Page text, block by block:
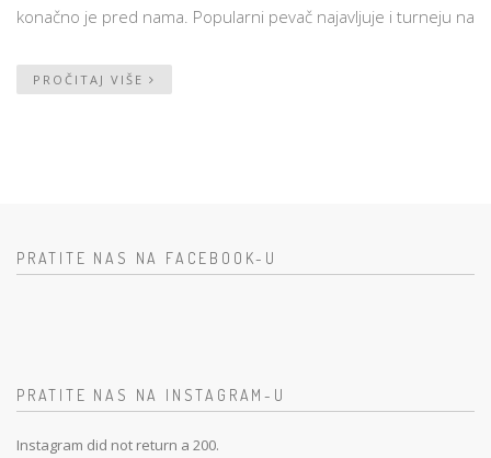
konačno je pred nama. Popularni pevač najavljuje i turneju na
PROČITAJ VIŠE
PRATITE NAS NA FACEBOOK-U
PRATITE NAS NA INSTAGRAM-U
Instagram did not return a 200.